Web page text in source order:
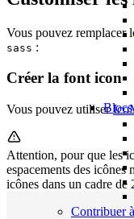
Blocs
Contribuer
Vous pouvez remplacer
sass :
Créer la font icon
Vous pouvez utiliser
Attention, pour que les
espacements des
icônes dans un cadre de